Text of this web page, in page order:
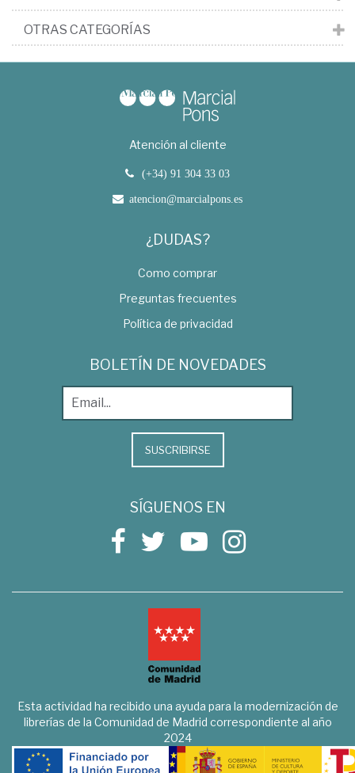
OTRAS CATEGORÍAS
Atención al cliente
(+34) 91 304 33 03
atencion@marcialpons.es
¿DUDAS?
Como comprar
Preguntas frecuentes
Política de privacidad
BOLETÍN DE NOVEDADES
SUSCRIBIRSE
SÍGUENOS EN
Esta actividad ha recibido una ayuda para la modernización de
librerías de la Comunidad de Madrid correspondiente al año
2024